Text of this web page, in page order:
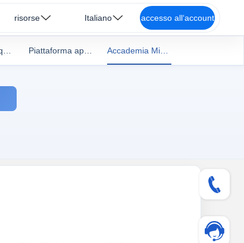
risorse Italiano accesso all‘account